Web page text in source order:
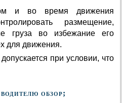
и во время движения
размещение,
груза во избежание его
для движения.
при условии, что
обзор;